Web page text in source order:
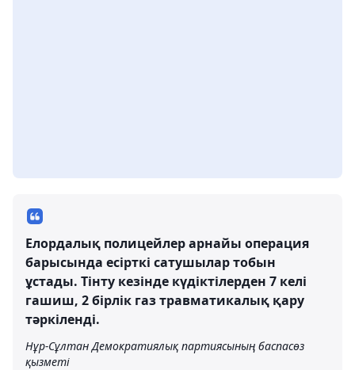
Елордалық полицейлер арнайы операция
барысында есірткі сатушылар тобын
ұстады. Тінту кезінде күдіктілерден 7 келі
гашиш, 2 бірлік газ травматикалық қару
тәркіленді.
Нұр-Сұлтан Демократиялық партиясының баспасөз
қызметі